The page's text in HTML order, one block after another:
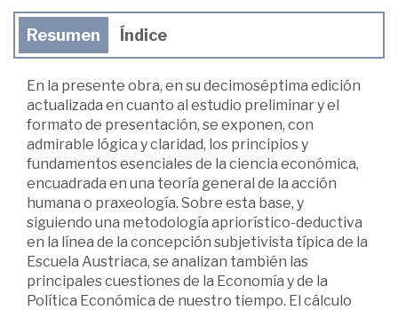
Resumen Índice
En la presente obra, en su decimoséptima edición
actualizada en cuanto al estudio preliminar y el
formato de presentación, se exponen, con
admirable lógica y claridad, los principios y
fundamentos esenciales de la ciencia económica,
encuadrada en una teoría general de la acción
humana o praxeología. Sobre esta base, y
siguiendo una metodología apriorístico-deductiva
en la línea de la concepción subjetivista típica de la
Escuela Austriaca, se analizan también las
principales cuestiones de la Economía y de la
Política Económica de nuestro tiempo. El cálculo